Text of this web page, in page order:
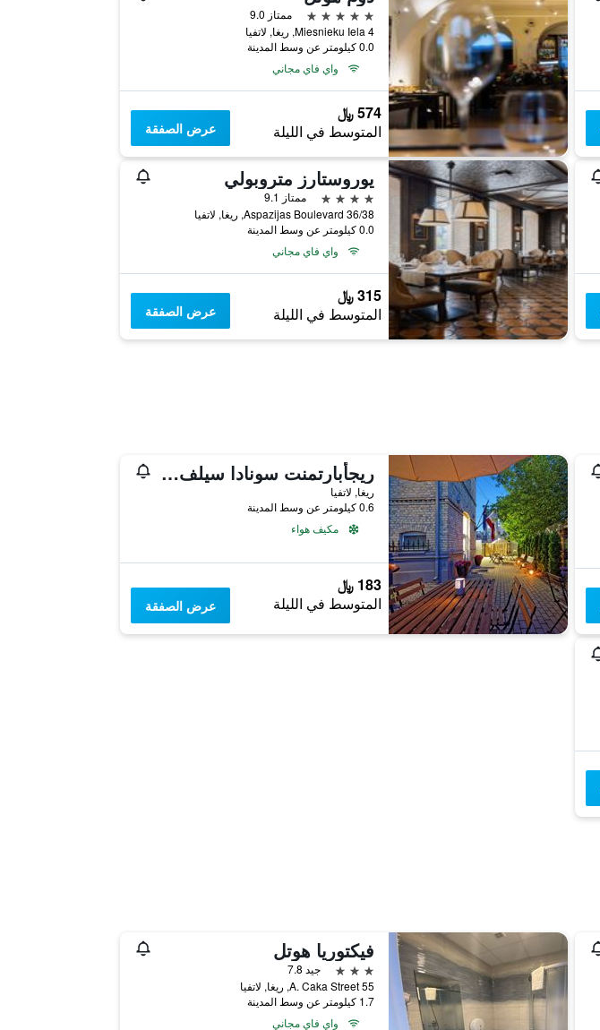
5 نجوم
ممتاز 9.0
4 Miesnieku Iela, ريغا, لاتفيا
0.0 كيلومتر عن وسط المدينة
واي فاي مجاني
574 ﷼
المتوسط في الليلة عرض الصفقة
يوروستارز متروبولي
4 نجوم
ممتاز 9.1
Aspazijas Boulevard 36/38, ريغا, لاتفيا
0.0 كيلومتر عن وسط المدينة
واي فاي مجاني
315 ﷼
المتوسط في الليلة عرض الصفقة
ريجأبارتمنت سونادا سيلف تشيك إن أبارت هوتل، سنتر، برايفت باركينج
ريغا, لاتفيا
0.6 كيلومتر عن وسط المدينة
مكيف هواء
183 ﷼
المتوسط في الليلة عرض الصفقة
فيكتوريا هوتل
3 نجوم
جيد 7.8
A. Caka Street 55, ريغا, لاتفيا
1.7 كيلومتر عن وسط المدينة
واي فاي مجاني